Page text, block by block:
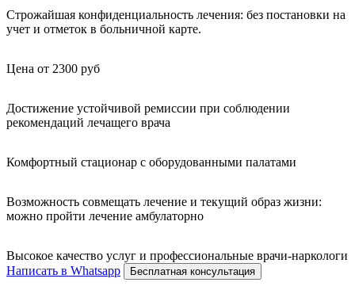
Строжайшая конфиденциальность лечения: без постановки на
учет и отметок в больничной карте.
Цена от 2300 руб
Достижение устойчивой ремиссии при соблюдении
рекомендаций лечащего врача
Комфортный стационар с оборудованными палатами
Возможность совмещать лечение и текущий образ жизни:
можно пройти лечение амбулаторно
Высокое качество услуг и профессиональные врачи-наркологи
Написать в Whatsapp
Бесплатная консультация